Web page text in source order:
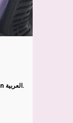
Sorry, this entry is only available in العربية.